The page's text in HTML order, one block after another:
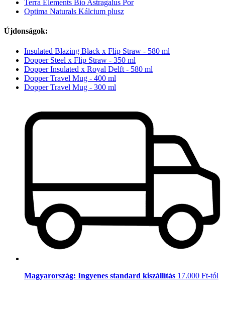
Terra Elements Bio Astragalus Por
Optima Naturals Kálcium plusz
Újdonságok:
Insulated Blazing Black x Flip Straw - 580 ml
Dopper Steel x Flip Straw - 350 ml
Dopper Insulated x Royal Delft - 580 ml
Dopper Travel Mug - 400 ml
Dopper Travel Mug - 300 ml
Magyarország: Ingyenes standard kiszállítás 17.000 Ft-tól